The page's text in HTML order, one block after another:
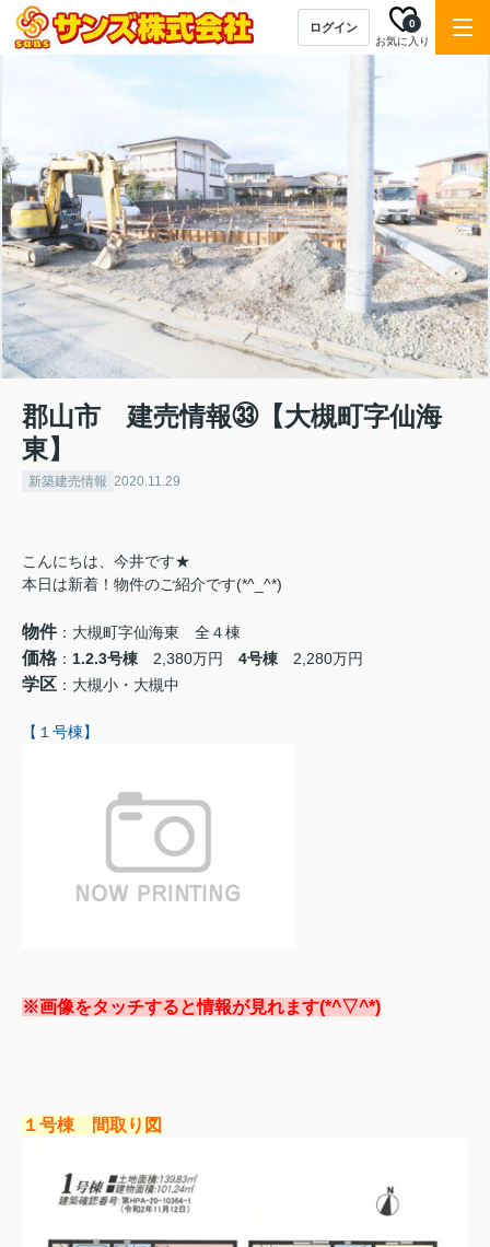
ログイン
お気に入り
0
郡山市 建売情報㉝【大槻町字仙海
東】
新築建売情報 2020.11.29
こんにちは、今井です★
本日は新着！物件のご紹介です(*^_^*)
物件：大槻町字仙海東 全４棟
価格 ： 1.2.3号棟 2,380万円 4号棟 2,280万円
学区 ：大槻小・大槻中
【１号棟】
※画像をタッチすると情報が見れます(*^▽^*)
１号棟 間取り図